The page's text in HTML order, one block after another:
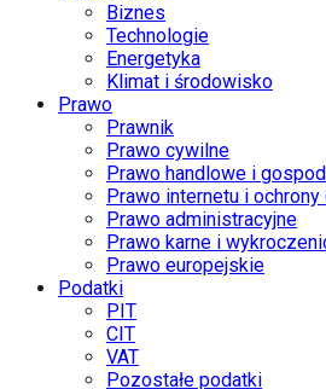
Biznes
Technologie
Energetyka
Klimat i środowisko
Prawo
Prawnik
Prawo cywilne
Prawo handlowe i
Prawo internetu i ochrony
Prawo administracyjne
Prawo karne i
Prawo europejskie
Podatki
PIT
CIT
VAT
Pozostałe podatki